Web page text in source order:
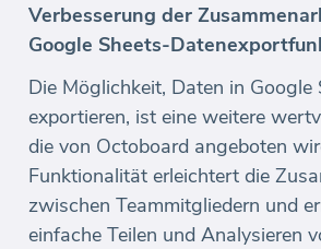
Verbesserung der
Google Sheets-
Die Möglichkeit, Daten in Google
exportieren, ist eine weitere
die von Octoboard angeboten
Funktionalität erleichtert die
zwischen Teammitgliedern und
einfache Teilen und Analysieren